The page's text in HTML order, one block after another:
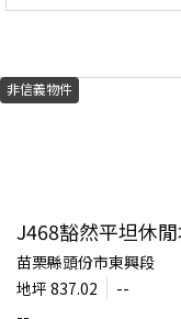
非信義物件
J468豁然平坦休
苗栗縣頭份市東興段
地坪 837.02
--